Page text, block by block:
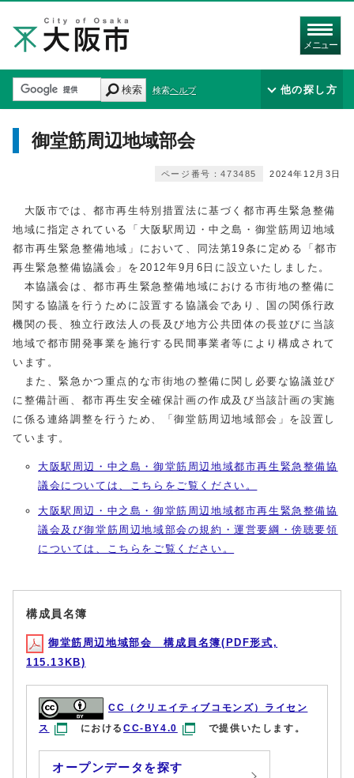
メニュー
検索 検索ヘルプ 他の探し方
御堂筋周辺地域部会
2024年12月3日
ページ番号：473485
大阪市では、都市再生特別措置法に基づく都市再生緊急整備
地域に指定されている「大阪駅周辺・中之島・御堂筋周辺地域
都市再生緊急整備地域」において、同法第19条に定める「都市
再生緊急整備協議会」を2012年9月6日に設立いたしました。
本協議会は、都市再生緊急整備地域における市街地の整備に
関する協議を行うために設置する協議会であり、国の関係行政
機関の長、独立行政法人の長及び地方公共団体の長並びに当該
地域で都市開発事業を施行する民間事業者等により構成されて
います。
また、緊急かつ重点的な市街地の整備に関し必要な協議並び
に整備計画、都市再生安全確保計画の作成及び当該計画の実施
に係る連絡調整を行うため、「御堂筋周辺地域部会」を設置し
ています。
大阪駅周辺・中之島・御堂筋周辺地域都市再生緊急整備協
議会については、こちらをご覧ください。
大阪駅周辺・中之島・御堂筋周辺地域都市再生緊急整備協
議会及び御堂筋周辺地域部会の規約・運営要綱・傍聴要領
については、こちらをご覧ください。
構成員名簿
御堂筋周辺地域部会 構成員名簿(PDF形式,
115.13KB)
CC（クリエイティブコモンズ）ライセン
ス
におけるCC-BY4.0 で提供いたします。
オープンデータを探す